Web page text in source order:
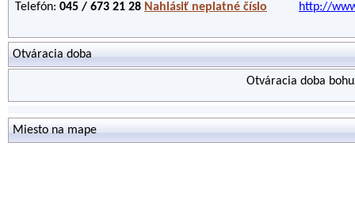
Telefón: 045 / 673 21 28 Nahlásiť neplatné číslo http://
Otváracia doba
Otváracia doba
Miesto na mape